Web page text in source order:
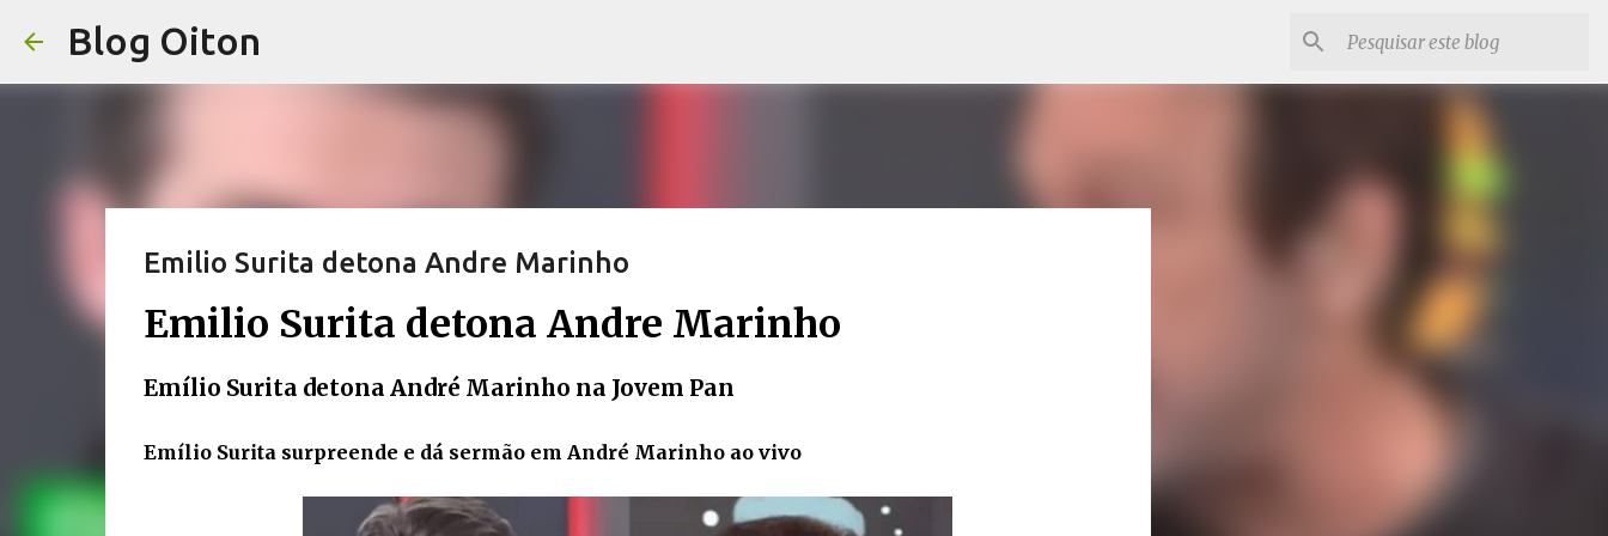
Blog Oiton
Emilio Surita detona Andre Marinho
Emilio Surita detona Andre Marinho
Emílio Surita detona André Marinho na Jovem Pan
Emílio Surita surpreende e dá sermão em André Marinho ao vivo